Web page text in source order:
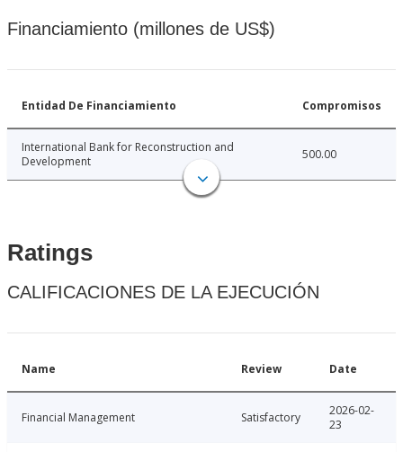
Financiamiento (millones de US$)
Entidad De Financiamiento Compromisos
International Bank for Reconstruction and
Development
500.00
Ratings
CALIFICACIONES DE LA EJECUCIÓN
Name Review Date
Financial Management Satisfactory
2026-02-
23